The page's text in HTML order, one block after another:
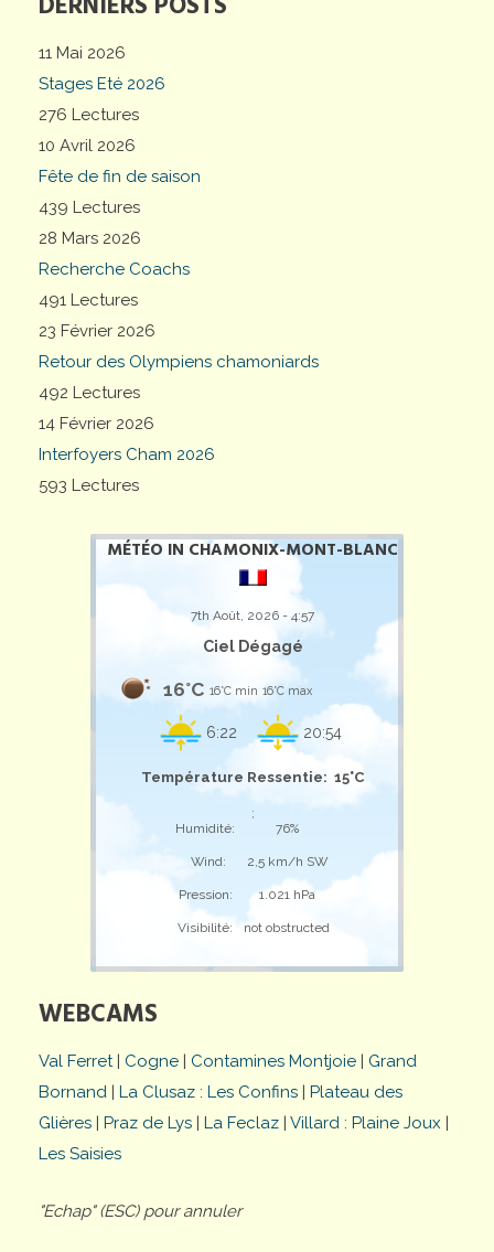
11 Mai 2026
Stages Eté 2026
276 Lectures
10 Avril 2026
Fête de fin de saison
439 Lectures
28 Mars 2026
Recherche Coachs
491 Lectures
23 Février 2026
Retour des Olympiens chamoniards
492 Lectures
14 Février 2026
Interfoyers Cham 2026
593 Lectures
MÉTÉO IN CHAMONIX-MONT-BLANC
7th Août, 2026 - 4:57
Ciel Dégagé
16°C 16°C min 16°C max
6:22 20:54
Température Ressentie: 15°C
;
Humidité:
76%
Wind: 2,5 km/h SW
Pression: 1.021 hPa
Visibilité: not obstructed
WEBCAMS
Val Ferret| Cogne | Contamines Montjoie | Grand
Bornand | La Clusaz : Les Confins | Plateau des
Glières | Praz de Lys | La Feclaz | Villard : Plaine Joux |
Les Saisies
"Echap" (ESC) pour annuler